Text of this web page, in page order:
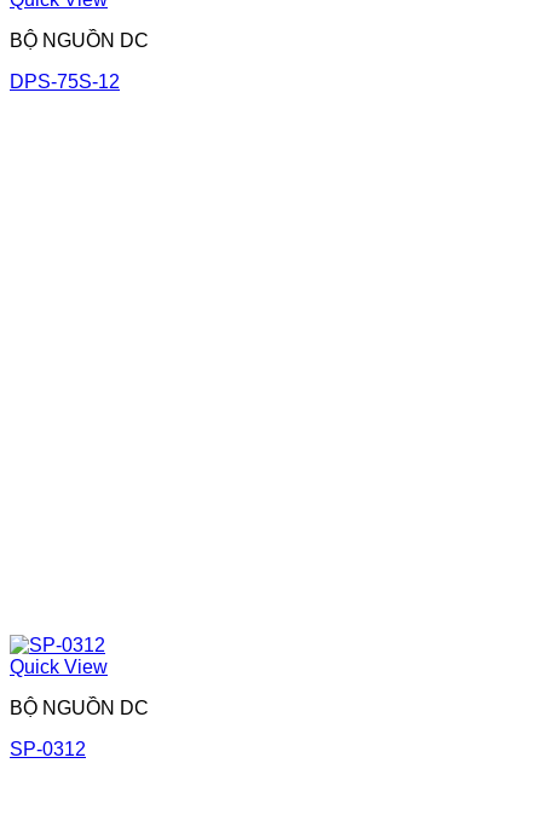
BỘ NGUỒN DC
DPS-75S-12
Quick View
BỘ NGUỒN DC
SP-0312